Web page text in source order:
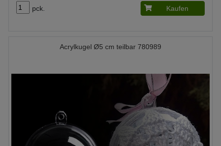
pck. Kaufen
Acrylkugel Ø5 cm teilbar 780989